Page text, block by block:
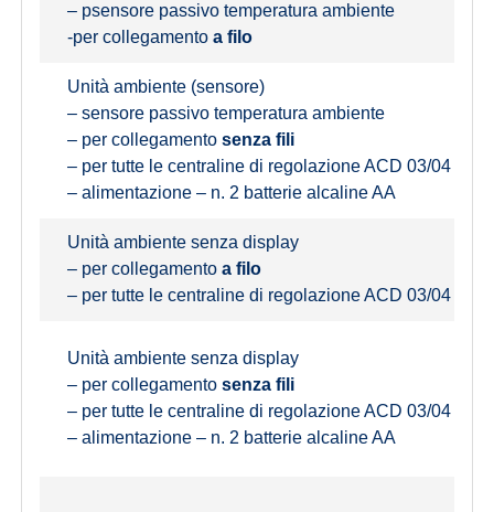
– psensore passivo temperatura ambiente
-per collegamento a filo
Unità ambiente (sensore)
– sensore passivo temperatura ambiente
– per collegamento senza fili
– per tutte le centraline di regolazione ACD 03/04
– alimentazione – n. 2 batterie alcaline AA
Unità ambiente senza display
– per collegamento a filo
– per tutte le centraline di regolazione ACD 03/04
Unità ambiente senza display
– per collegamento senza fili
– per tutte le centraline di regolazione ACD 03/04
– alimentazione – n. 2 batterie alcaline AA